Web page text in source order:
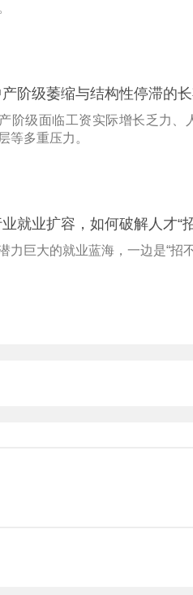
产阶级萎缩与结构性停滞的
阶级面临工资实际增长乏力、
等多重压力。
就业扩容，如何破解人才“
力巨大的就业蓝海，一边是“招